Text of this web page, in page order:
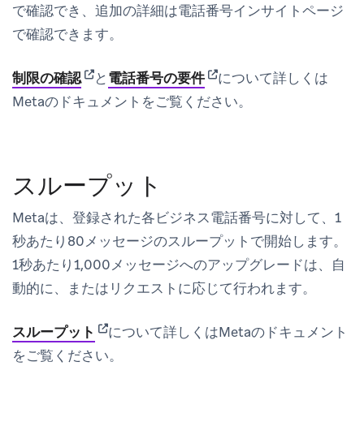
で確認でき、追加の詳細は電話番号インサイトページ
で確認できます。
制限の確認(opens in new tab)
と電話番号の要件(opens in new tab)
について詳しくは
Metaのドキュメントをご覧ください。
スループット
Metaは、登録された各ビジネス電話番号に対して、1
秒あたり80メッセージのスループットで開始します。
1秒あたり1,000メッセージへのアップグレードは、自
動的に、またはリクエストに応じて行われます。
スループット (opens in new tab)
について詳しくはMetaのドキュメント
をご覧ください。